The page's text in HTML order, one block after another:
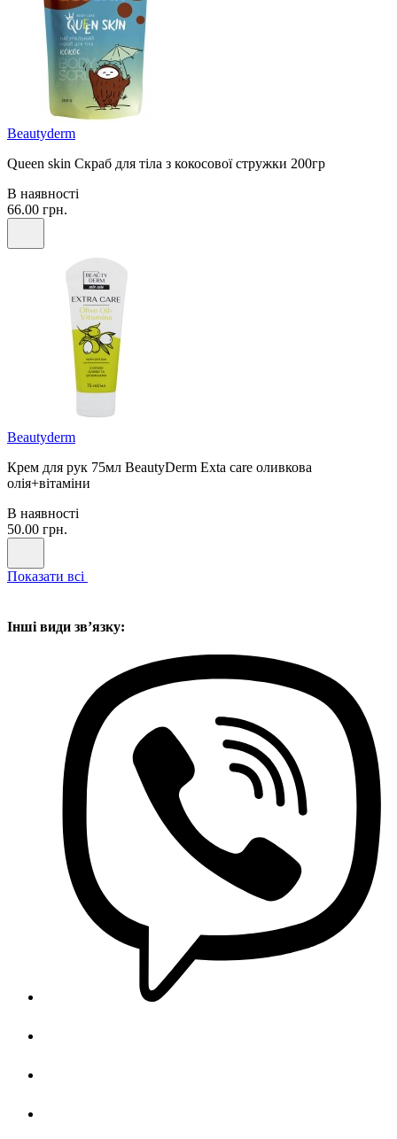
Beautyderm
Queen skin Скраб для тіла з кокосової стружки 200гр
В наявності
66.00 грн.
Beautyderm
Крем для рук 75мл BeautyDerm Exta care оливкова
олія+вітаміни
В наявності
50.00 грн.
Показати всі
Інші види звʼязку: